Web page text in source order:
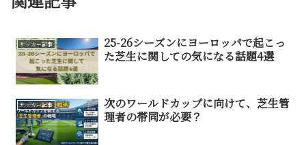
サッカー記事
25-26シーズンにヨーロッパで起こっ
た芝生に関しての気になる話題4選
サッカー記事
次のワールドカップに向けて、芝生管
理者の帯同が必要？